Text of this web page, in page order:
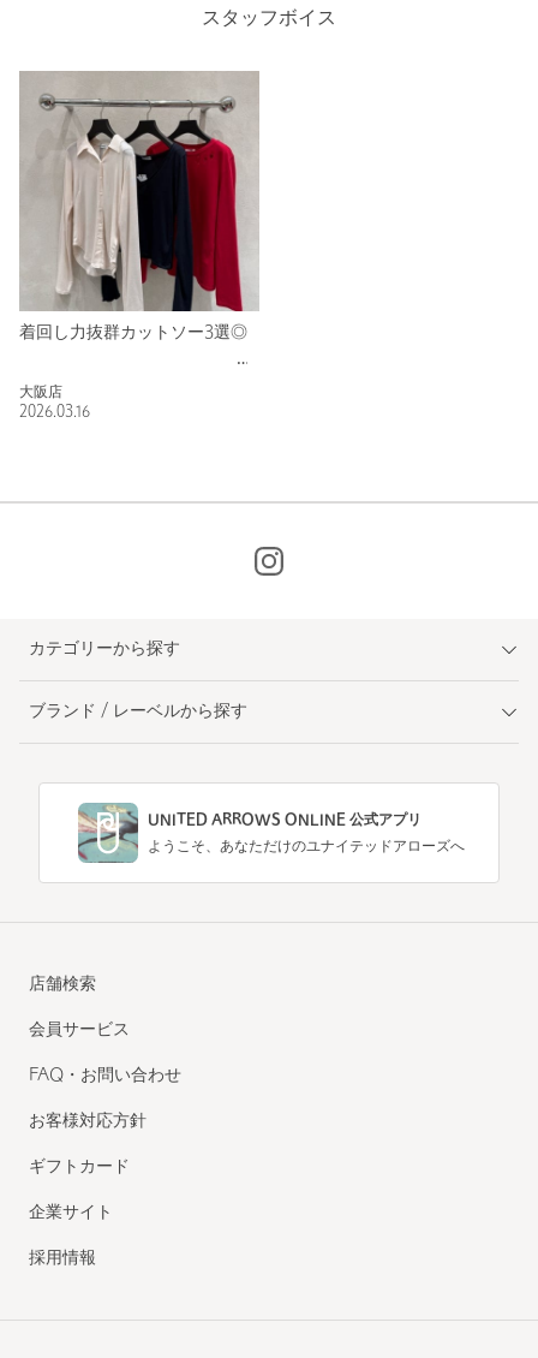
スタッフボイス
着回し力抜群カットソー3選◎
大阪店
2026.03.16
カテゴリーから探す
ブランド / レーベルから探す
UNITED ARROWS ONLINE 公式アプリ
ようこそ、あなただけのユナイテッドアローズへ
店舗検索
会員サービス
FAQ・お問い合わせ
お客様対応方針
ギフトカード
企業サイト
採用情報